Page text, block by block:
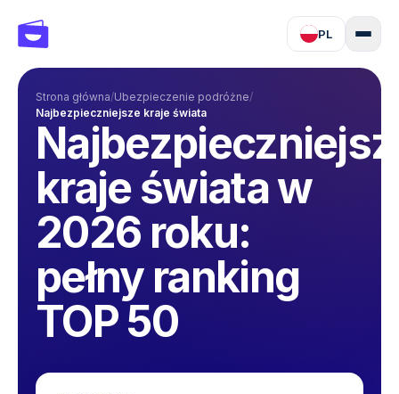
PL
Strona główna/Ubezpieczenie podróżne/
Najbezpieczniejsze kraje świata
kraje świata w
2026 roku:
pełny ranking
TOP 50